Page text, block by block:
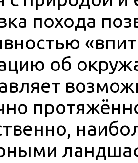
похода
об